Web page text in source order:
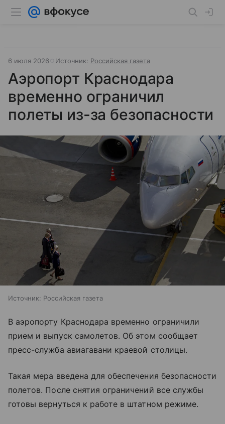
6 июля 2026 Источник: Российская газета
Аэропорт Краснодара
временно ограничил
полеты из-за безопасности
Источник: Российская газета
В аэропорту Краснодара временно ограничили
прием и выпуск самолетов. Об этом сообщает
пресс-служба авиагавани краевой столицы.
Такая мера введена для обеспечения безопасности
полетов. После снятия ограничений все службы
готовы вернуться к работе в штатном режиме.